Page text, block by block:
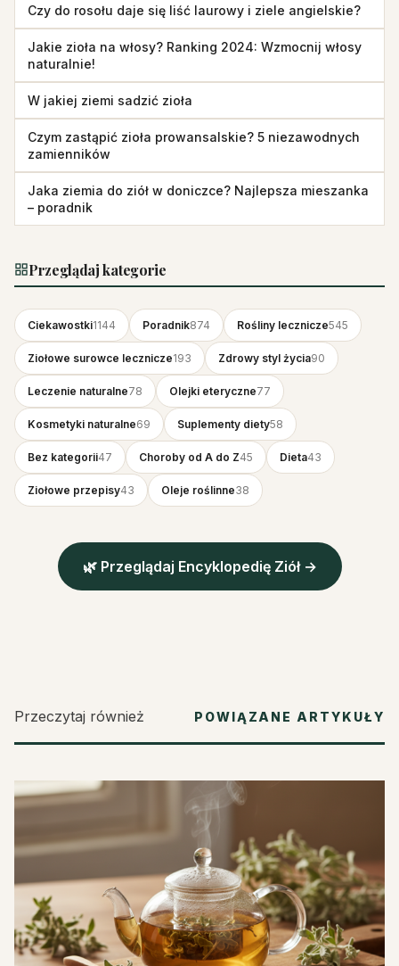
Czy do rosołu daje się liść laurowy i ziele angielskie?
Jakie zioła na włosy? Ranking 2024: Wzmocnij włosy
naturalnie!
W jakiej ziemi sadzić zioła
Czym zastąpić zioła prowansalskie? 5 niezawodnych
zamienników
Jaka ziemia do ziół w doniczce? Najlepsza mieszanka
– poradnik
Przeglądaj kategorie
Ciekawostki1144 Poradnik874 Rośliny lecznicze545
Ziołowe surowce lecznicze193 Zdrowy styl życia90
Leczenie naturalne78 Olejki eteryczne77
Kosmetyki naturalne69 Suplementy diety58
Bez kategorii47 Choroby od A do Z45 Dieta43
Ziołowe przepisy43 Oleje roślinne38
🌿 Przeglądaj Encyklopedię Ziół →
Przeczytaj również POWIĄZANE ARTYKUŁY